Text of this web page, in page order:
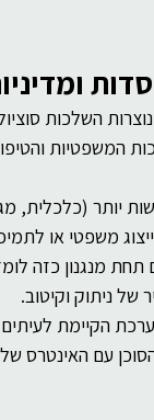
השלכות
המשפטיות
יותר (כלכלית,
משפטי או
תחת מנגנון כזה
ניתוק וקיטוב.
הקיימת
עם האינטרס